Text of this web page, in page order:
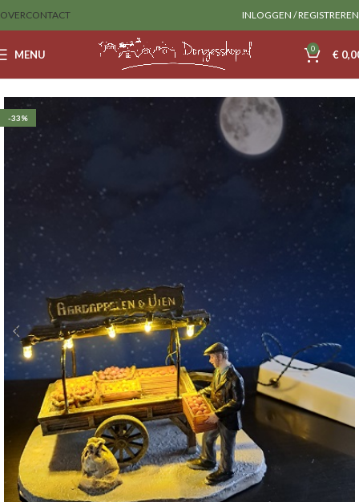
OVERCONTACT INLOGGEN / REGISTREREN
MENU 0 €
-33%